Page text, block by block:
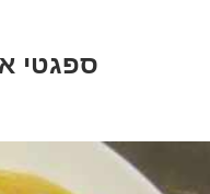
ספגטי